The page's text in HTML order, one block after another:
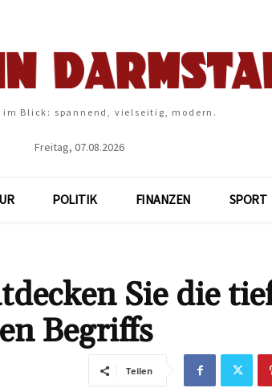
im Blick: spannend, vielseitig, modern.
Freitag, 07.08.2026
POLITIK FINANZEN SPORT
Sie die
Begriffs
Teilen